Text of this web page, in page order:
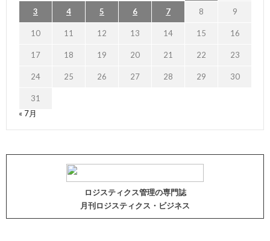
3 4 5 6 7 8 9
10 11 12 13 14 15 16
17 18 19 20 21 22 23
24 25 26 27 28 29 30
31
« 7月
ロジスティクス管理の専門誌
月刊ロジスティクス・ビジネス